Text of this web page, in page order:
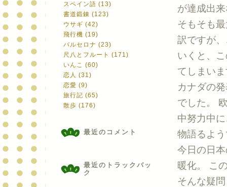
スペイン語 (13)
書道鍛錬 (123)
ウサギ (42)
飛行機 (19)
バルセロナ (23)
尺八とフルート (171)
いんこ (60)
恋人 (31)
恋愛 (9)
旅行記 (65)
散歩 (176)
最近のコメント
最近のトラックバッ
ク
が達成出
そもそも
訳ですが
いくと、
てしまい
カナダの
でした。
中努力中
物語るよ
今日の日
暖化。 こ
そんな疑